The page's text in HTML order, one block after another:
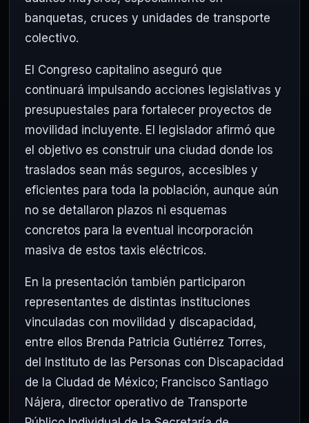
banquetas, cruces y unidades de transporte
colectivo.
El Congreso capitalino aseguró que
continuará impulsando acciones legislativas y
presupuestales para fortalecer proyectos de
movilidad incluyente. El legislador afirmó que
el objetivo es construir una ciudad donde los
traslados sean más seguros, accesibles y
eficientes para toda la población, aunque aún
no se detallaron plazos ni esquemas
concretos para la eventual incorporación
masiva de estos taxis eléctricos.
En la presentación también participaron
representantes de distintas instituciones
vinculadas con movilidad y discapacidad,
entre ellos Brenda Patricia Gutiérrez Torres,
del Instituto de las Personas con Discapacidad
de la Ciudad de México; Francisco Santiago
Nájera, director operativo de Transporte